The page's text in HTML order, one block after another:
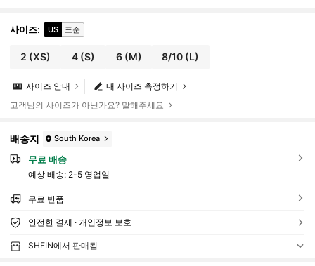
사이즈: US 표준
2 (XS) 4(S) 6(M) 8/10 (L)
내 사이즈 측정하기
사이즈 안내
고객님의 사이즈가 아닌가요? 말해주세요
배송지 South Korea
무료 배송
예상 배송: 2-5 영업일
무료 반품
안전한 결제 · 개인정보 보호
SHEIN에서 판매됨